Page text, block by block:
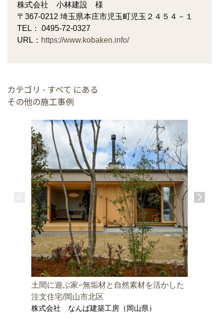
株式会社 小林建設 様
〒367-0212 埼玉県本庄市児玉町児玉２４５４－１
TEL： 0495-72-0327
URL： https://www.kobaken.info/
カテゴリ - すべて にある
その他の施工事例
土間に遊ぶ家−無垢材と自然素材を活かした
注文住宅/岡山市北区
株式会社 なんば建築工房（岡山県）